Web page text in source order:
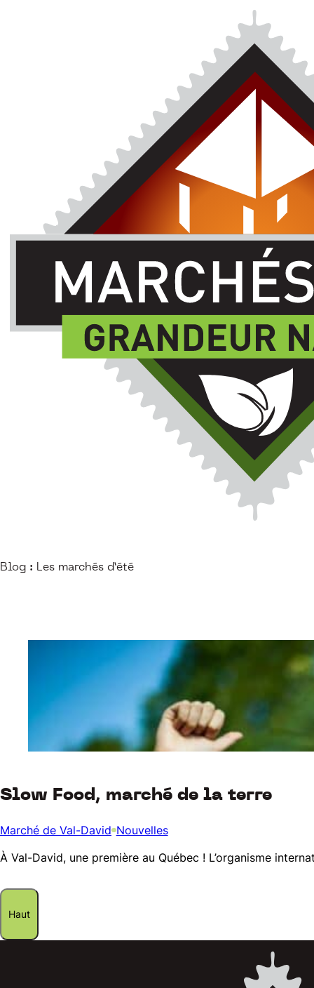
Blog : Les marchés d’été
Slow Food, marché de la terre
Marché de Val-David Nouvelles
À Val-David, une première au Québec ! L’organisme
Haut